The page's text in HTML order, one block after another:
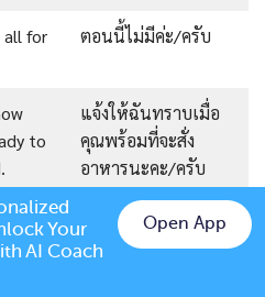
all for
ตอนนี้ไม่มีค่ะ/ครับ
to
แจ้งให้ฉันทราบเมื่อ
คุณพร้อมที่จะสั่ง
อาหารนะคะ/ครับ
ษาอังกฤษ 40 บทที่ใช้บ่อยในชีวิต
Chat on LINE
Your
AI Coach
Open App